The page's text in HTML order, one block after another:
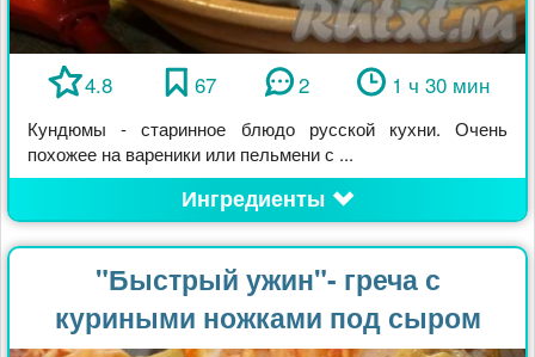
4.8 67 2 1 ч 30 мин
Кундюмы - старинное блюдо русской кухни. Очень
похожее на вареники или пельмени с ...
Ингредиенты
"Быстрый ужин"- греча с
куриными ножками под сыром